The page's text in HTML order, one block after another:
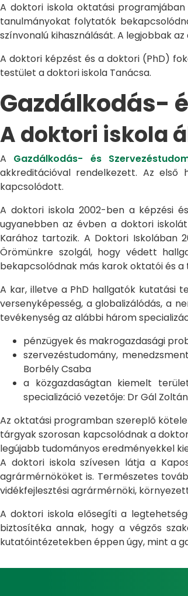
A doktori iskola oktatási
tanulmányokat folytatók
színvonalú kihasználását. A legjobbak
A doktori képzést és a doktori (PhD)
testület a doktori iskola Tanácsa.
Gazdálkodás-
A doktori iskola
A Gazdálkodás- és
akkreditációval rendelkezett. Az első
kapcsolódott.
A doktori iskola 2002-ben a képzési
ugyanebben az évben a doktori
Karához tartozik. A Doktori Iskolában
Örömünkre szolgál, hogy védett
bekapcsolódnak más karok oktatói és
A kar, illetve a PhD hallgatók kutatási
versenyképesség, a globalizálódás, a
tevékenység az alábbi három
pénzügyek és makrogazdasági
szervezéstudomány,
Borbély Csaba
a közgazdaságtan kiemelt
specializáció vezetője: Dr Gál Zoltán
Az oktatási programban szereplő
tárgyak szorosan kapcsolódnak a
legújabb tudományos eredményekkel
A doktori iskola szívesen látja a
agrármérnököket is. Természetes
vidékfejlesztési agrármérnöki,
A doktori iskola elősegíti a
biztosítéka annak, hogy a végzős
kutatóintézetekben éppen úgy, mint a